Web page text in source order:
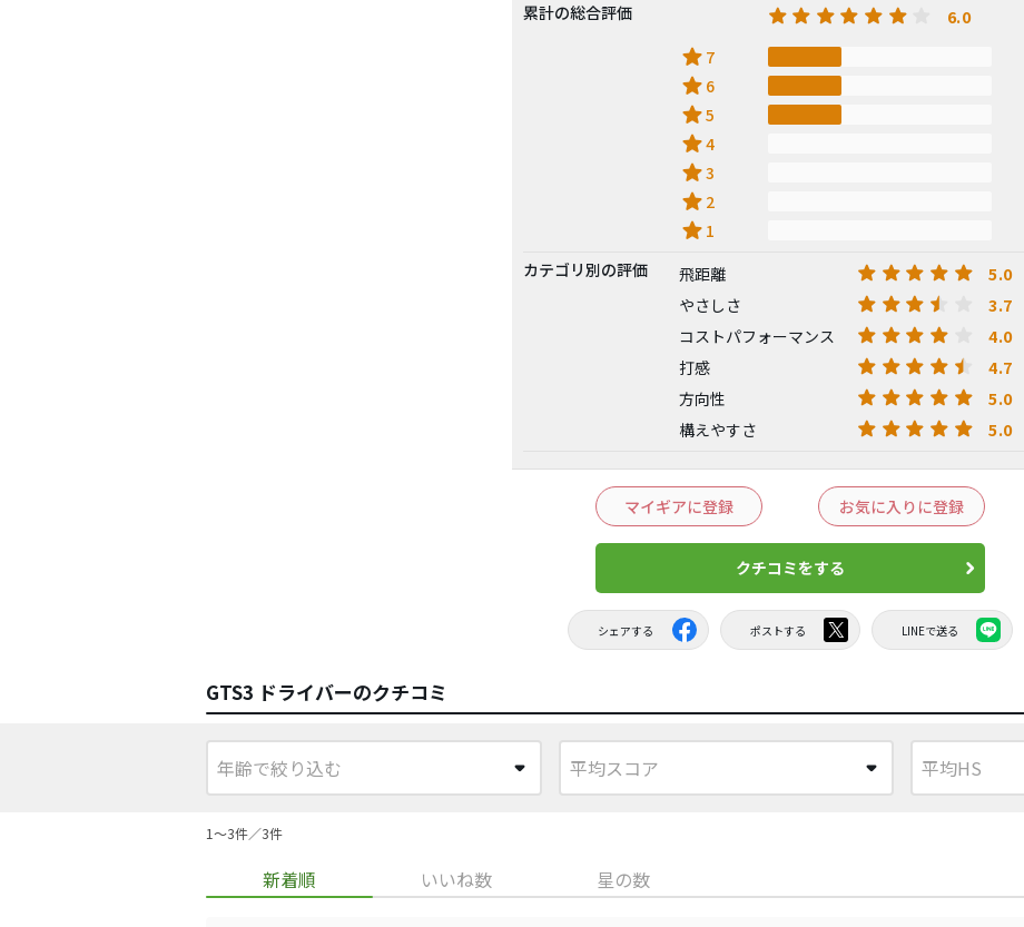
累計の総合評価
6.0
star 7
star 6
star5
star4
star3
star 2
star 1
カテゴリ別の評価
飛距離 5.0
やさしさ 3.7
コストパフォーマンス 4.0
打感 4.7
方向性 5.0
構えやすさ 5.0
マイギアに登録 お気に入りに登録
クチコミをする
シェアする ポストする LINEで送る
GTS3 ドライバーのクチコミ
1〜3件／3件
新着順 いいね数 星の数